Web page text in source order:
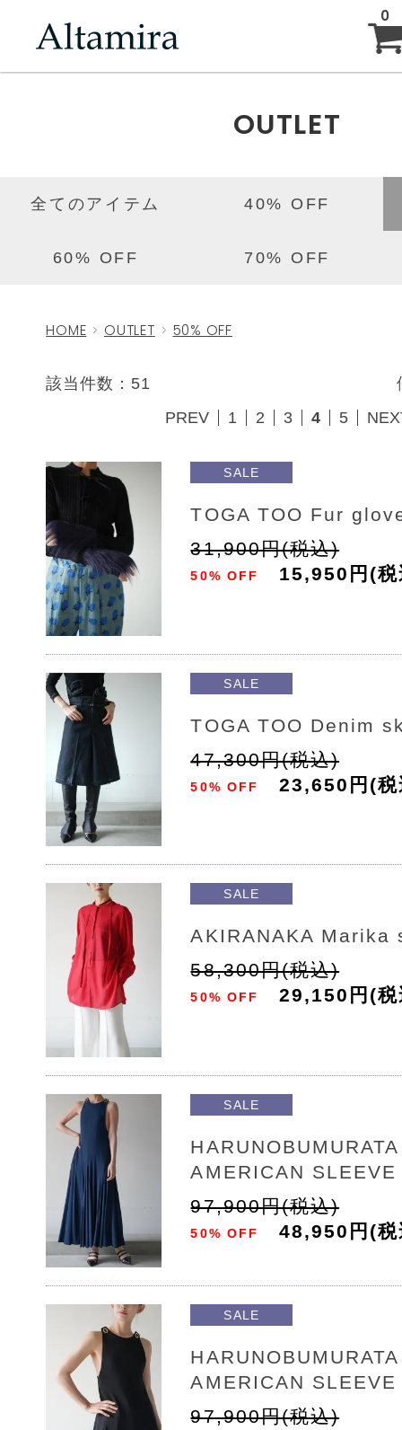
0
ABOUT
BRAND
OUTLET
全てのアイテム 40% OFF
60% OFF 70% OFF
HOME OUTLET 50% OFF
該当件数：51
PREV
1 2 3 4 5
SALE
TOGA TOO Fur
31,900円(税込)
50% OFF 15,950円(
SALE
TOGA TOO Denim
47,300円(税込)
50% OFF 23,650円(
SALE
AKIRANAKA
58,300円(税込)
50% OFF 29,150円(
SALE
AMERICAN
97,900円(税込)
50% OFF 48,950円(
SALE
AMERICAN
97,900円(税込)